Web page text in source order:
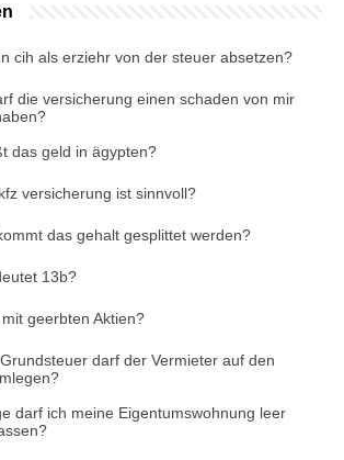
cih als erziehr von der steuer absetzen?
die versicherung einen schaden von mir
das geld in ägypten?
versicherung ist sinnvoll?
das gehalt gesplittet werden?
13b?
geerbten Aktien?
darf der Vermieter auf den
darf ich meine Eigentumswohnung leer